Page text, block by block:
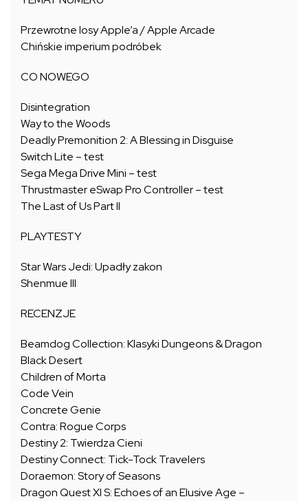
Przewrotne losy Apple’a / Apple Arcade
Chińskie imperium podróbek
CO NOWEGO
Disintegration
Way to the Woods
Deadly Premonition 2: A Blessing in Disguise
Switch Lite – test
Sega Mega Drive Mini – test
Thrustmaster eSwap Pro Controller – test
The Last of Us Part II
PLAYTESTY
Star Wars Jedi: Upadły zakon
Shenmue III
RECENZJE
Beamdog Collection: Klasyki Dungeons & Dragon
Black Desert
Children of Morta
Code Vein
Concrete Genie
Contra: Rogue Corps
Destiny 2: Twierdza Cieni
Destiny Connect: Tick-Tock Travelers
Doraemon: Story of Seasons
Dragon Quest XI S: Echoes of an Elusive Age –